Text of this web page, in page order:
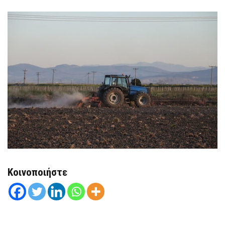
Κοινοποιήστε